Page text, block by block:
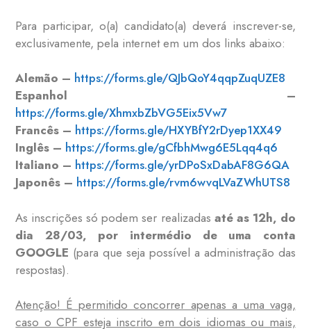
Para participar, o(a) candidato(a) deverá inscrever-se,
exclusivamente, pela internet em um dos links abaixo:
Alemão – https://forms.gle/QJbQoY4qqpZuqUZE8
Espanhol
–
https://forms.gle/XhmxbZbVG5Eix5Vw7
Francês – https://forms.gle/HXYBfY2rDyep1XX49
Inglês – https://forms.gle/gCfbhMwg6E5Lqq4q6
Italiano – https://forms.gle/yrDPoSxDabAF8G6QA
Japonês – https://forms.gle/rvm6wvqLVaZWhUTS8
As inscrições só podem ser realizadas até as 12h, do
dia 28/03, por intermédio de uma conta
GOOGLE (para que seja possível a administração das
respostas).
Atenção! É permitido concorrer apenas a uma vaga,
caso o CPF esteja inscrito em dois idiomas ou mais,